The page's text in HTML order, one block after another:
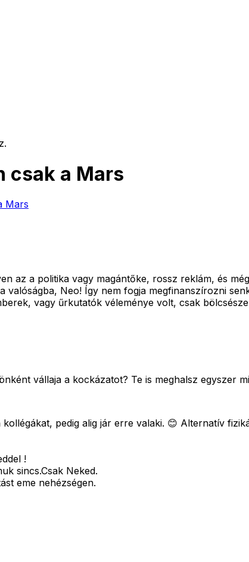
csak a Mars
Mars
az a politika vagy magántőke, rossz reklám, és
valóságba, Neo! Így nem fogja megfinanszírozni
vagy űrkutatók véleménye volt, csak
vállaja a kockázatot? Te is meghalsz egyszer
pedig alig jár erre valaki. 😊 Alternatív
!
sincs.Csak Neked.
eme nehézségen.